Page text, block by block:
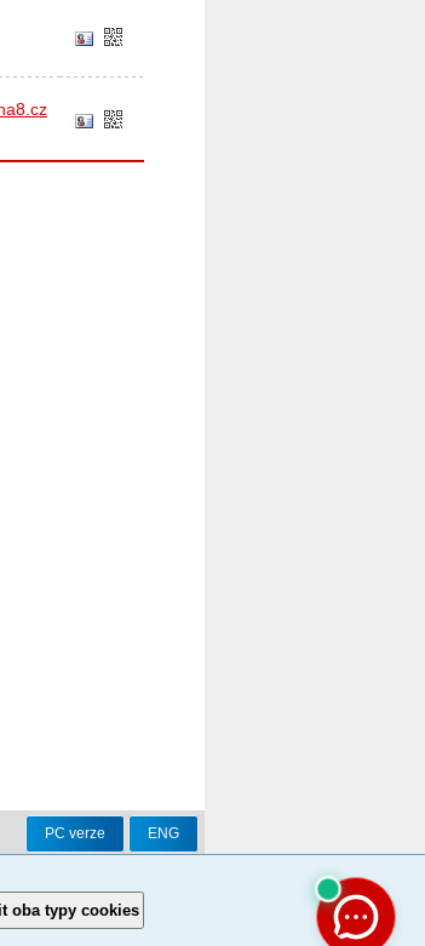
PC verze ENG
oba typy cookies